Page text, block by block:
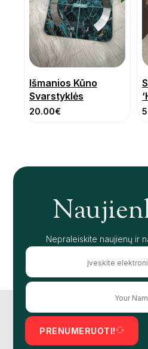
Išmanios Kūno
Svarstyklės
20.00€
Nepraleiskite naujienų ir
PRENUMERUOTI!